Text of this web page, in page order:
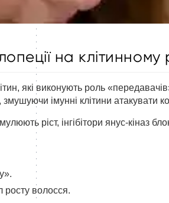
на клітинному
які виконують роль
імунні клітини атакувати
ріст, інгібітори янус-кіназ
росту волосся.